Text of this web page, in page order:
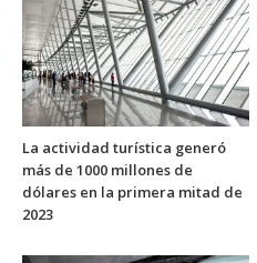
La actividad turística generó
más de 1000 millones de
dólares en la primera mitad de
2023